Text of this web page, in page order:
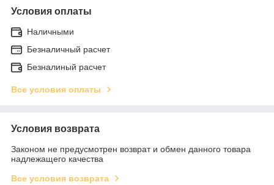
Условия оплаты
Наличными
Безналичный расчет
Безналиный расчет
Все условия оплаты
Условия возврата
Законом не предусмотрен возврат и обмен данного товара
надлежащего качества
Все условия возврата